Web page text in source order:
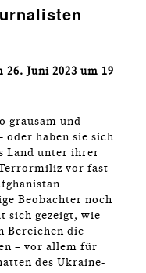
Juni 2023 um 19
grausam und
oder haben sie sich
Land unter ihrer
vor fast
Beobachter noch
sich gezeigt, wie
Bereichen die
– vor allem für
des Ukraine-